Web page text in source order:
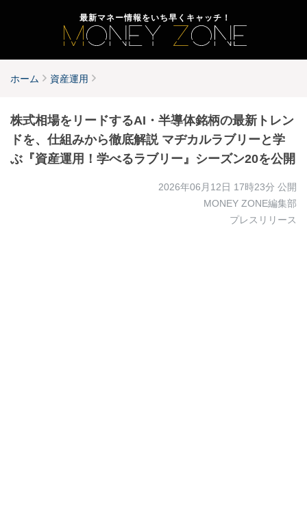
最新マネー情報をいち早くキャッチ！
ホーム 資産運用
株式相場をリードするAI・半導体銘柄の最新トレン
ドを、仕組みから徹底解説 マヂカルラブリーと学
ぶ『資産運用！学べるラブリー』シーズン20を公開
2026年06月12日 17時23分 公開
MONEY ZONE編集部
プレスリリース